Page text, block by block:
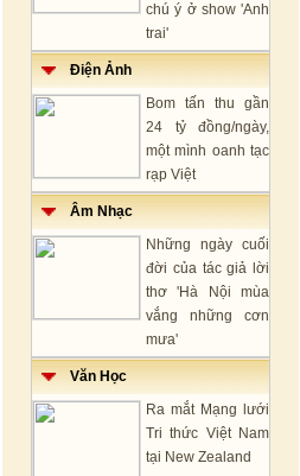
chú ý ở show 'Anh
trai'
Điện Ảnh
Bom tấn thu gần
24 tỷ đồng/ngày,
một mình oanh tạc
rạp Việt
Âm Nhạc
Những ngày cuối
đời của tác giả lời
thơ 'Hà Nội mùa
vắng những cơn
mưa'
Văn Học
Ra mắt Mạng lưới
Tri thức Việt Nam
tại New Zealand